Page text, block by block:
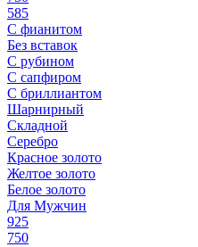
585
С фианитом
Без вставок
С рубином
С сапфиром
С бриллиантом
Шарнирный
Складной
Серебро
Красное золото
Желтое золото
Белое золото
Для Мужчин
925
750